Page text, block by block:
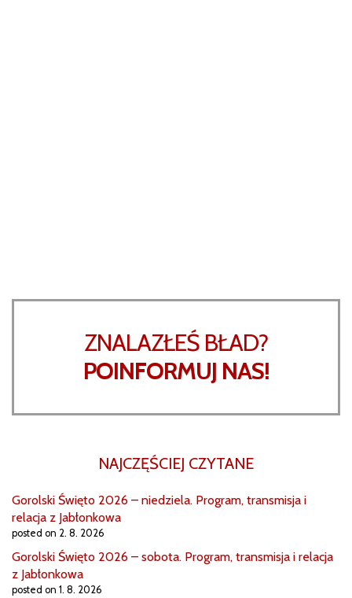
ZNALAZŁEŚ BŁAD?
POINFORMUJ NAS!
NAJCZĘŚCIEJ CZYTANE
Gorolski Święto 2026 – niedziela. Program, transmisja i
relacja z Jabłonkowa
posted on 2. 8. 2026
Gorolski Święto 2026 – sobota. Program, transmisja i relacja
z Jabłonkowa
posted on 1. 8. 2026